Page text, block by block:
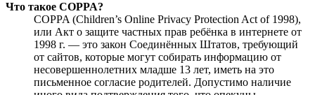
Что такое COPPA?
COPPA (Children’s Online Privacy Protection Act of 1998),
или Акт о защите частных прав ребёнка в интернете от
1998 г. — это закон Соединённых Штатов, требующий
от сайтов, которые могут собирать информацию от
несовершеннолетних младше 13 лет, иметь на это
письменное согласие родителей. Допустимо наличие